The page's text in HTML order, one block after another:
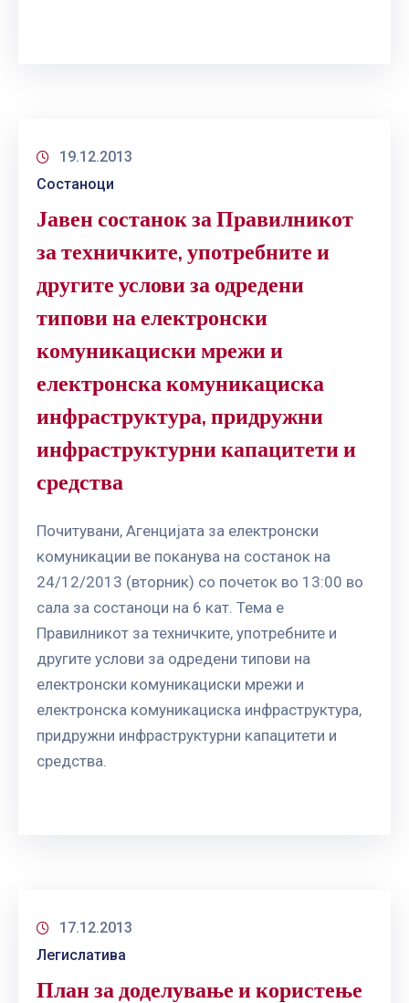
19.12.2013
Состаноци
Јавен состанок за Правилникот
за техничките, употребните и
другите услови за одредени
типови на електронски
комуникациски мрежи и
електронска комуникациска
инфраструктура, придружни
инфраструктурни капацитети и
средства
Почитувани, Агенцијата за електронски
комуникации ве поканува на состанок на
24/12/2013 (вторник) со почеток во 13:00 во
сала за состаноци на 6 кат. Тема е
Правилникот за техничките, употребните и
другите услови за одредени типови на
електронски комуникациски мрежи и
електронска комуникациска инфраструктура,
придружни инфраструктурни капацитети и
средства.
17.12.2013
Легислатива
План за доделување и користење